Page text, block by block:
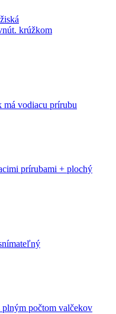
krúžkom
vodiacu prírubu
prírubami + plochý
plným počtom valčekov